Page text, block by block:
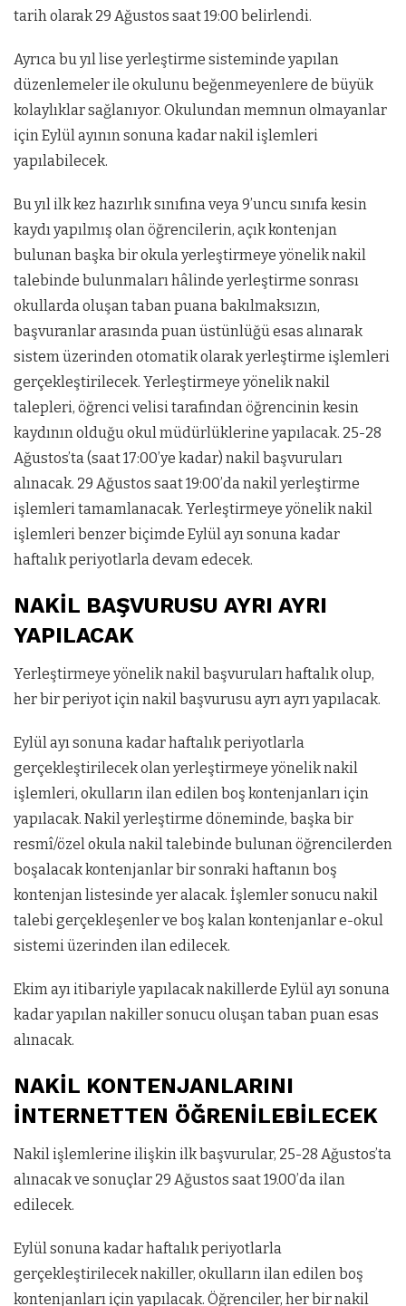
tarih olarak 29 Ağustos saat 19:00 belirlendi.
Ayrıca bu yıl lise yerleştirme sisteminde yapılan
düzenlemeler ile okulunu beğenmeyenlere de büyük
kolaylıklar sağlanıyor. Okulundan memnun olmayanlar
için Eylül ayının sonuna kadar nakil işlemleri
yapılabilecek.
Bu yıl ilk kez hazırlık sınıfına veya 9’uncu sınıfa kesin
kaydı yapılmış olan öğrencilerin, açık kontenjan
bulunan başka bir okula yerleştirmeye yönelik nakil
talebinde bulunmaları hâlinde yerleştirme sonrası
okullarda oluşan taban puana bakılmaksızın,
başvuranlar arasında puan üstünlüğü esas alınarak
sistem üzerinden otomatik olarak yerleştirme işlemleri
gerçekleştirilecek. Yerleştirmeye yönelik nakil
talepleri, öğrenci velisi tarafından öğrencinin kesin
kaydının olduğu okul müdürlüklerine yapılacak. 25-28
Ağustos’ta (saat 17:00’ye kadar) nakil başvuruları
alınacak. 29 Ağustos saat 19:00’da nakil yerleştirme
işlemleri tamamlanacak. Yerleştirmeye yönelik nakil
işlemleri benzer biçimde Eylül ayı sonuna kadar
haftalık periyotlarla devam edecek.
NAKİL BAŞVURUSU AYRI AYRI
YAPILACAK
Yerleştirmeye yönelik nakil başvuruları haftalık olup,
her bir periyot için nakil başvurusu ayrı ayrı yapılacak.
Eylül ayı sonuna kadar haftalık periyotlarla
gerçekleştirilecek olan yerleştirmeye yönelik nakil
işlemleri, okulların ilan edilen boş kontenjanları için
yapılacak. Nakil yerleştirme döneminde, başka bir
resmî/özel okula nakil talebinde bulunan öğrencilerden
boşalacak kontenjanlar bir sonraki haftanın boş
kontenjan listesinde yer alacak. İşlemler sonucu nakil
talebi gerçekleşenler ve boş kalan kontenjanlar e-okul
sistemi üzerinden ilan edilecek.
Ekim ayı itibariyle yapılacak nakillerde Eylül ayı sonuna
kadar yapılan nakiller sonucu oluşan taban puan esas
alınacak.
NAKİL KONTENJANLARINI
İNTERNETTEN ÖĞRENİLEBİLECEK
Nakil işlemlerine ilişkin ilk başvurular, 25-28 Ağustos’ta
alınacak ve sonuçlar 29 Ağustos saat 19.00’da ilan
edilecek.
Eylül sonuna kadar haftalık periyotlarla
gerçekleştirilecek nakiller, okulların ilan edilen boş
kontenjanları için yapılacak. Öğrenciler, her bir nakil